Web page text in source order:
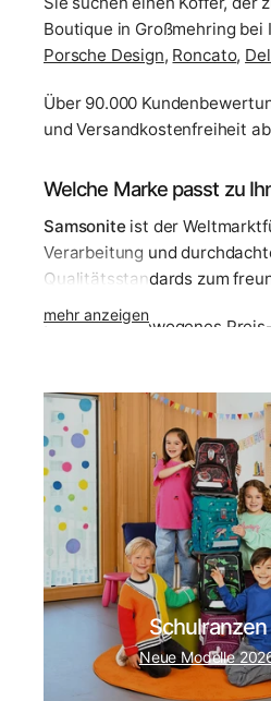
Boutique in Großmehring
Porsche Design, Roncato,
Über 90.000
und Versandkostenfreiheit
Welche Marke passt zu
Samsoniteist der
Verarbeitung und
Qualitätsstandards zum
Wer ein ausgewogenes
Koffer-Ratgeber: So
Die Wahl des passenden
täglich in Beratung und
unserem Service nach dem
Die richtige Koffergröße nach
Pro Woche Urlaub rechnen
Anzügen und Hemden.
mehr anzeigen
Schulranzen
Neue Modelle